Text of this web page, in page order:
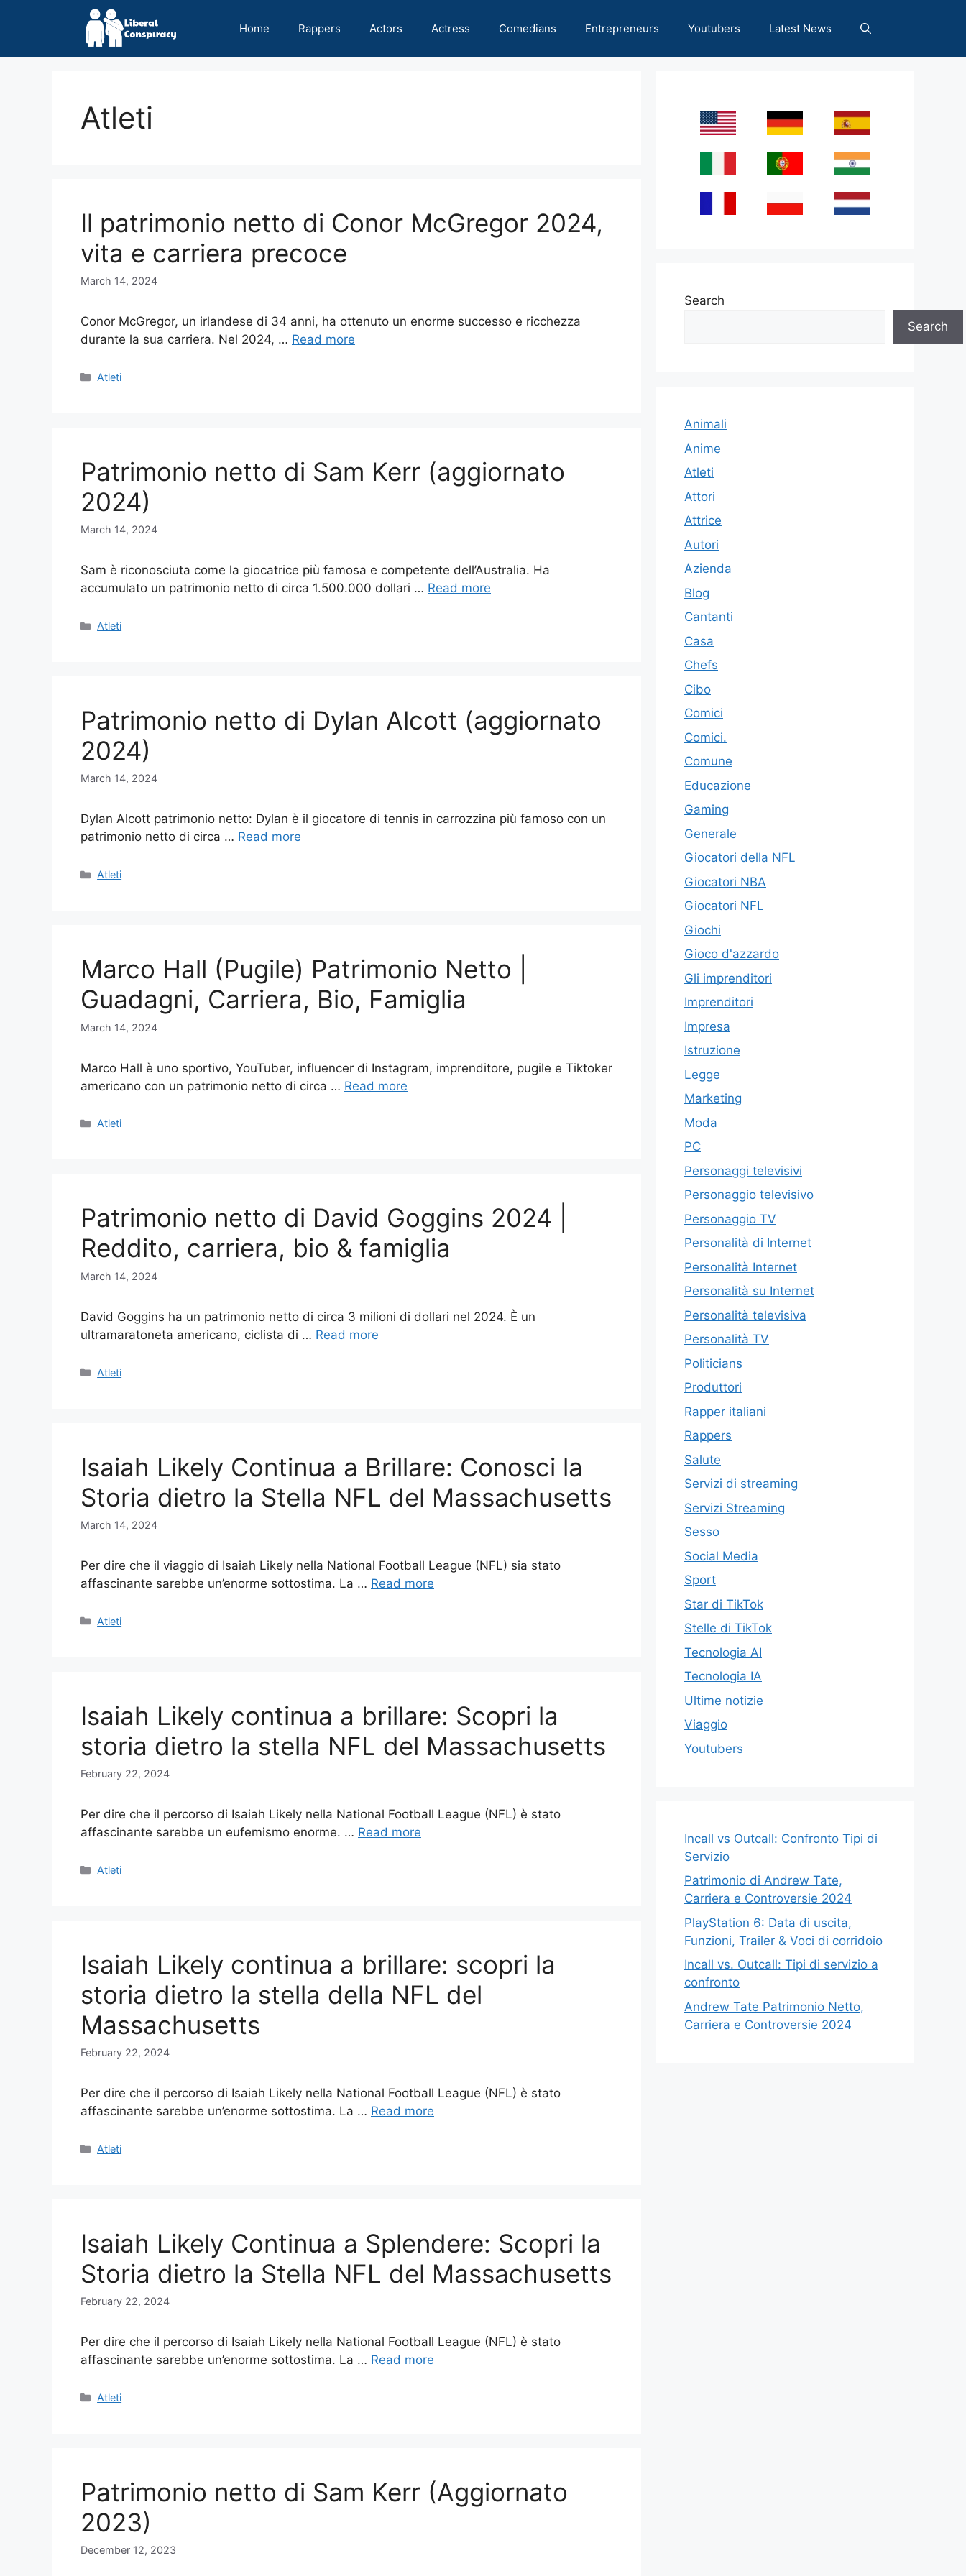
Home Rappers Actors Actress Comedians Entrepreneurs Youtubers Latest News
Atleti
Il patrimonio netto di Conor McGregor 2024,
vita e carriera precoce
March 14, 2024
Conor McGregor, un irlandese di 34 anni, ha ottenuto un enorme successo e ricchezza
durante la sua carriera. Nel 2024, … Read more
Categories
Atleti
Patrimonio netto di Sam Kerr (aggiornato
2024)
March 14, 2024
Sam è riconosciuta come la giocatrice più famosa e competente dell’Australia. Ha
accumulato un patrimonio netto di circa 1.500.000 dollari … Read more
Categories
Atleti
Patrimonio netto di Dylan Alcott (aggiornato
2024)
March 14, 2024
Dylan Alcott patrimonio netto: Dylan è il giocatore di tennis in carrozzina più famoso con un
patrimonio netto di circa … Read more
Categories
Atleti
Marco Hall (Pugile) Patrimonio Netto |
Guadagni, Carriera, Bio, Famiglia
March 14, 2024
Marco Hall è uno sportivo, YouTuber, influencer di Instagram, imprenditore, pugile e Tiktoker
americano con un patrimonio netto di circa … Read more
Categories
Atleti
Patrimonio netto di David Goggins 2024 |
Reddito, carriera, bio & famiglia
March 14, 2024
David Goggins ha un patrimonio netto di circa 3 milioni di dollari nel 2024. È un
ultramaratoneta americano, ciclista di … Read more
Categories
Atleti
Isaiah Likely Continua a Brillare: Conosci la
Storia dietro la Stella NFL del Massachusetts
March 14, 2024
Per dire che il viaggio di Isaiah Likely nella National Football League (NFL) sia stato
affascinante sarebbe un’enorme sottostima. La … Read more
Categories
Atleti
Isaiah Likely continua a brillare: Scopri la
storia dietro la stella NFL del Massachusetts
February 22, 2024
Per dire che il percorso di Isaiah Likely nella National Football League (NFL) è stato
affascinante sarebbe un eufemismo enorme. … Read more
Categories
Atleti
Isaiah Likely continua a brillare: scopri la
storia dietro la stella della NFL del
Massachusetts
February 22, 2024
Per dire che il percorso di Isaiah Likely nella National Football League (NFL) è stato
affascinante sarebbe un’enorme sottostima. La … Read more
Categories
Atleti
Isaiah Likely Continua a Splendere: Scopri la
Storia dietro la Stella NFL del Massachusetts
February 22, 2024
Per dire che il percorso di Isaiah Likely nella National Football League (NFL) è stato
affascinante sarebbe un’enorme sottostima. La … Read more
Categories
Atleti
Patrimonio netto di Sam Kerr (Aggiornato
2023)
December 12, 2023
Search
Search
Animali
Anime
Atleti
Attori
Attrice
Autori
Azienda
Blog
Cantanti
Casa
Chefs
Cibo
Comici
Comici.
Comune
Educazione
Gaming
Generale
Giocatori della NFL
Giocatori NBA
Giocatori NFL
Giochi
Gioco d'azzardo
Gli imprenditori
Imprenditori
Impresa
Istruzione
Legge
Marketing
Moda
PC
Personaggi televisivi
Personaggio televisivo
Personaggio TV
Personalità di Internet
Personalità Internet
Personalità su Internet
Personalità televisiva
Personalità TV
Politicians
Produttori
Rapper italiani
Rappers
Salute
Servizi di streaming
Servizi Streaming
Sesso
Social Media
Sport
Star di TikTok
Stelle di TikTok
Tecnologia AI
Tecnologia IA
Ultime notizie
Viaggio
Youtubers
Incall vs Outcall: Confronto Tipi di
Servizio
Patrimonio di Andrew Tate,
Carriera e Controversie 2024
PlayStation 6: Data di uscita,
Funzioni, Trailer & Voci di corridoio
Incall vs. Outcall: Tipi di servizio a
confronto
Andrew Tate Patrimonio Netto,
Carriera e Controversie 2024